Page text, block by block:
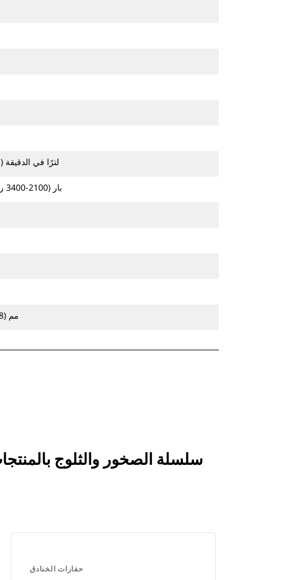
42-86 لترًا في الدقيقة (11-23 جالونًا في الدقيقة)
145-235 بار (2100-3400 رطل لكل بوصة مربعة)
203، 254، 305 مم (8، 10، 12 بوصة)
حفارات الخنادق